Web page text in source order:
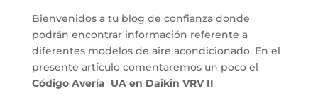
Bienvenidos a tu blog de confianza donde
podrán encontrar información referente a
diferentes modelos de aire acondicionado. En el
presente artículo comentaremos un poco el
Código Avería UA en Daikin VRV II